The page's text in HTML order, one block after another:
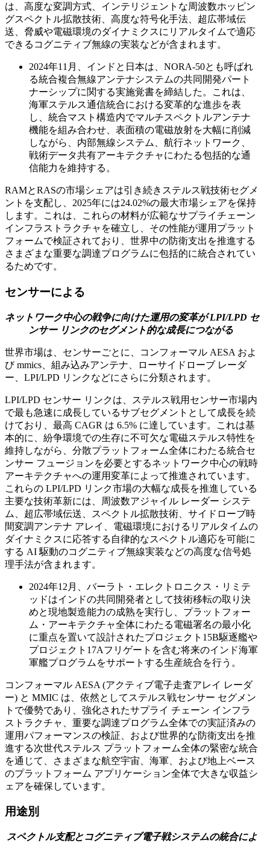
は、高度な変調方式、インテリジェントな周波数ホッピン
グスペクトル拡散技術、高度な符号化手法、超広帯域伝
送、脅威や電磁環境のダイナミクスにリアルタイムで適応
できるコグニティブ無線の実装などが含まれます。
2024年11月、インドと日本は、NORA-50とも呼ばれ
る統合複合無線アンテナシステムの共同開発パート
ナーシップに関する実施覚書を締結した。これは、
海軍ステルス通信統合における変革的な進歩を表
し、統合マスト構造内でマルチスペクトルアンテナ
機能を組み合わせ、表面積の電磁放射を大幅に削減
しながら、内部無線システム、航行ネットワーク、
戦術データ共有アーキテクチャにわたる包括的な通
信能力を維持する。
RAMとRASの市場シェアは引き続きステルス戦技術セグメ
ントを支配し、2025年には24.02%の最大市場シェアを保持
します。これは、これらの材料が広範なサプライチェーン
インフラストラクチャを確立し、その性能が運用プラット
フォームで検証されており、世界中の防衛支出を推進する
さまざまな重要な調達プログラムに包括的に統合されてい
るためです。
センサーによる
ネットワーク中心の戦争に向けた運用の変革が LPI/LPD セ
ンサー リンクのセグメント的な成長につながる
世界市場は、センサーごとに、コンフォーマル AESA およ
び mmics、組み込みアンテナ、ローサイドローブ レーダ
ー、LPI/LPD リンクなどにさらに分類されます。
LPI/LPD センサー リンクは、ステルス戦用センサー市場内
で最も急速に成長しているサブセグメントとして成長を続
けており、最高 CAGR は 6.5% に達しています。これは基
本的に、紛争環境での生存に不可欠な電磁ステルス特性を
維持しながら、分散プラットフォーム全体にわたる統合セ
ンサー フュージョンを必要とするネットワーク中心の戦時
アーキテクチャへの運用変革によって推進されています。
これらの LPI/LPD リンク市場の大幅な成長を推進している
主要な技術革新には、周波数アジャイル レーダー システ
ム、超広帯域伝送、スペクトル拡散技術、サイドローブ時
間変調アンテナ アレイ、電磁環境におけるリアルタイムの
ダイナミクスに応答する自律的なスペクトル適応を可能に
する AI 駆動のコグニティブ無線実装などの高度な信号処
理手法が含まれます。
2024年12月、バーラト・エレクトロニクス・リミテ
ッドはインドの共同開発者として技術移転の取り決
めと現地製造能力の成熟を実行し、プラットフォー
ム・アーキテクチャ全体にわたる電磁署名の最小化
に重点を置いて設計されたプロジェクト15B駆逐艦や
プロジェクト17Aフリゲートを含む将来のインド海軍
軍艦プログラムをサポートする生産統合を行う。
コンフォーマル AESA (アクティブ電子走査アレイ レーダ
ー) と MMIC は、依然としてステルス戦センサー セグメン
トで優勢であり、強化されたサプライ チェーン インフラ
ストラクチャ、重要な調達プログラム全体での実証済みの
運用パフォーマンスの検証、および世界的な防衛支出を推
進する次世代ステルス プラットフォーム全体の緊密な統合
を通じて、さまざまな航空宇宙、海軍、および地上ベース
のプラットフォーム アプリケーション全体で大きな収益シ
ェアを確保しています。
用途別
スペクトル支配とコグニティブ電子戦システムの統合によ